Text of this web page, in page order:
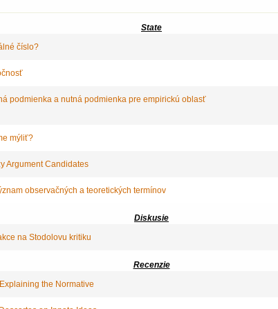
State
číslo?
podmienka a nutná podmienka pre empirickú oblasť
mýliť?
Argument Candidates
observačných a teoretických termínov
Diskusie
na Stodolovu kritiku
Recenzie
the Normative